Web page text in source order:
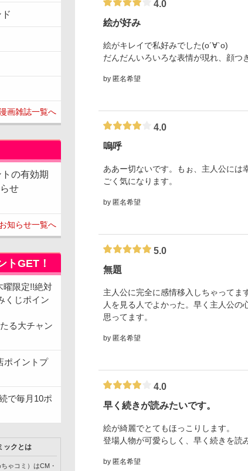
4.0
絵が好み
絵がキレイで私好みでした(о´∀`о)
だんだんいろいろな表情が現れ、顔つ
by 匿名希望
4.0
嗚呼
ああー切ないです。もぉ、主人公には
ごく気になります。
by 匿名希望
5.0
無題
主人公に完全に感情移入しちゃってま
人を見る人でよかった。早く主人公
思ってます。
by 匿名希望
4.0
早く続きが読みたいです。
絵が綺麗でとてもほっこりします。
登場人物が可愛らしく、早く続きを読
by 匿名希望
画雑誌一覧へ
の有効期
せ
お知らせ一覧へ
トGET！
曜限定!!絶対
くじポイン
る大チャン
ポイントプ
で毎月10ポ
ックとは
ゃコミ）はCM・